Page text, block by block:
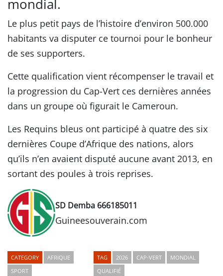
mondial.
Le plus petit pays de l’histoire d’environ 500.000
habitants va disputer ce tournoi pour le bonheur
de ses supporters.
Cette qualification vient récompenser le travail et
la progression du Cap-Vert ces dernières années
dans un groupe où figurait le Cameroun.
Les Requins bleus ont participé à quatre des six
dernières Coupe d’Afrique des nations, alors
qu’ils n’en avaient disputé aucune avant 2013, en
sortant des poules à trois reprises.
SD Demba 666185011
Guineesouverain.com
CATEGORY
AFRIQUE
SPORT
TAG 2026 CAP-VERT
MONDIAL
QUALIFIÉ